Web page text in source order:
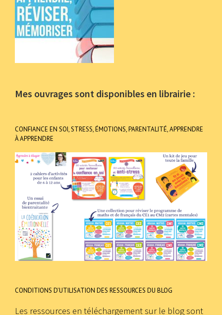
Mes ouvrages sont disponibles en librairie :
CONFIANCE EN SOI, STRESS, ÉMOTIONS, PARENTALITÉ, APPRENDRE
À APPRENDRE
CONDITIONS D’UTILISATION DES RESSOURCES DU BLOG
Les ressources en téléchargement sur le blog sont